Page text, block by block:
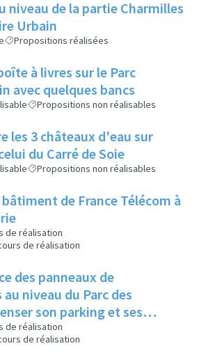
niveau de la partie Charmilles
Urbain
Propositions réalisées
à livres sur le Parc
avec quelques bancs
Propositions non réalisables
les 3 châteaux d'eau sur
du Carré de Soie
Propositions non réalisables
de France Télécom à
de réalisation
de réalisation
des panneaux de
niveau du Parc des
son parking et ses
de réalisation
de réalisation